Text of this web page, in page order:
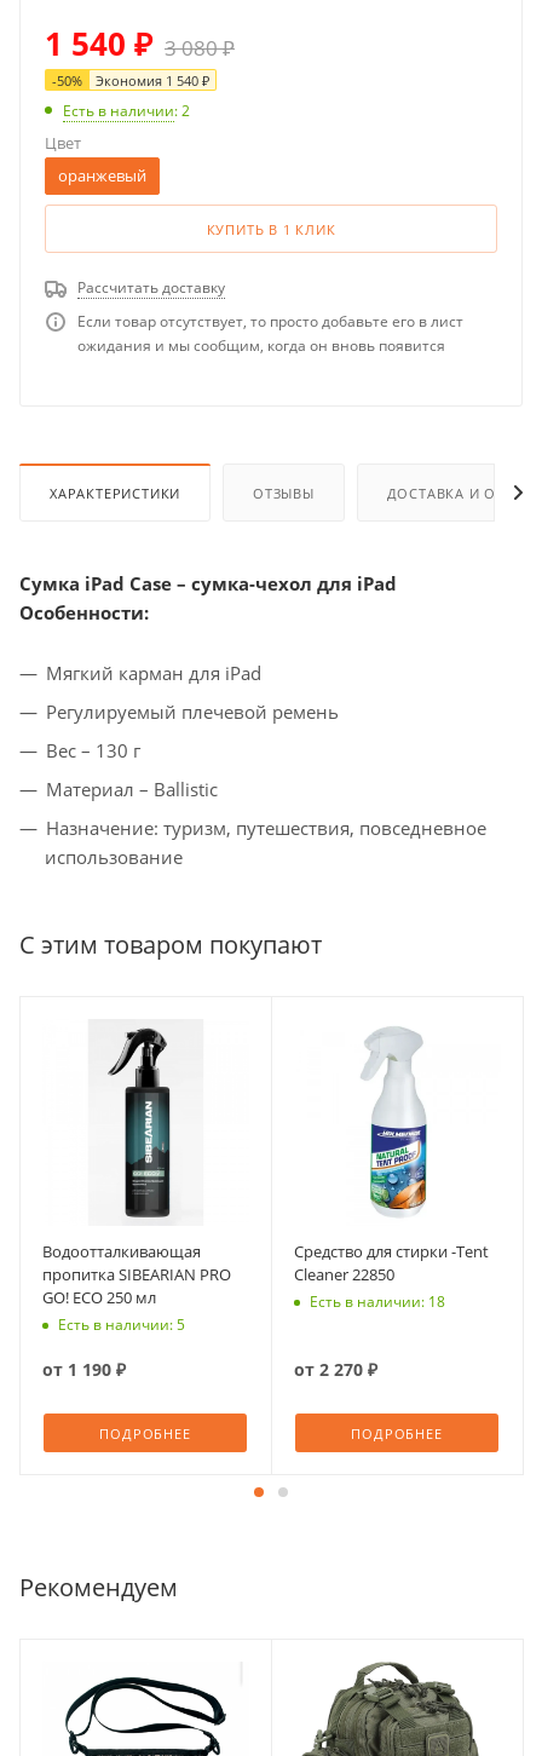
1 540 ₽ 3 080₽
-50% Экономия 1 540 ₽
Есть в наличии: 2
Цвет
оранжевый
КУПИТЬ В 1 КЛИК
Рассчитать доставку
Если товар отсутствует, то просто добавьте его в лист
ожидания и мы сообщим, когда он вновь появится
ХАРАКТЕРИСТИКИ ОТЗЫВЫ ДОСТАВКА И
Сумка iPad Case – сумка-чехол для iPad
Особенности:
Мягкий карман для iPad
Регулируемый плечевой ремень
Вес – 130 г
Материал – Ballistic
Назначение: туризм, путешествия, повседневное
использование
С этим товаром покупают
Водоотталкивающая
пропитка SIBEARIAN PRO
GO! ECO 250 мл
Есть в наличии: 5
от 1 190 ₽
ПОДРОБНЕЕ
Средство для стирки -Tent
Cleaner 22850
Есть в наличии: 18
от 2 270 ₽
ПОДРОБНЕЕ
Рекомендуем